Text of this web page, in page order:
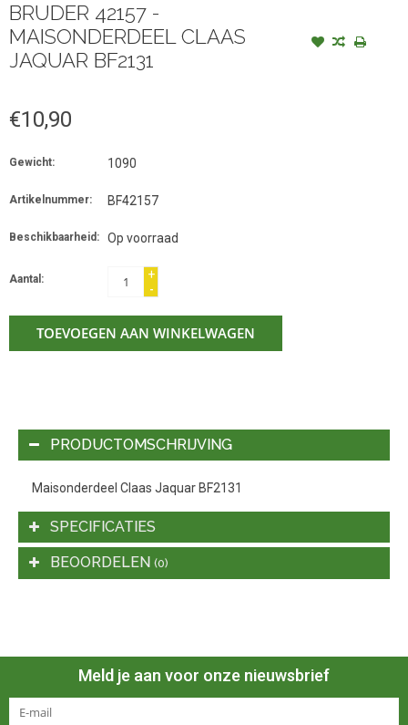
BRUDER 42157 -
MAISONDERDEEL CLAAS
JAQUAR BF2131
€10,90
Gewicht: 1090
Artikelnummer: BF42157
Beschikbaarheid: Op voorraad
Aantal:
+
-
TOEVOEGEN AAN WINKELWAGEN
PRODUCTOMSCHRIJVING
Maisonderdeel Claas Jaquar BF2131
SPECIFICATIES
BEOORDELEN (0)
Meld je aan voor onze nieuwsbrief